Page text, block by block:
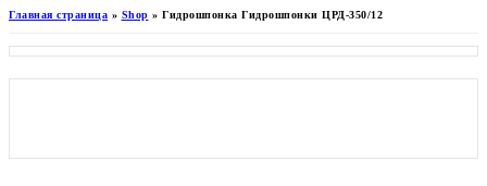
Главная страница » Shop » Гидрошпонка Гидрошпонки ЦРД-350/12